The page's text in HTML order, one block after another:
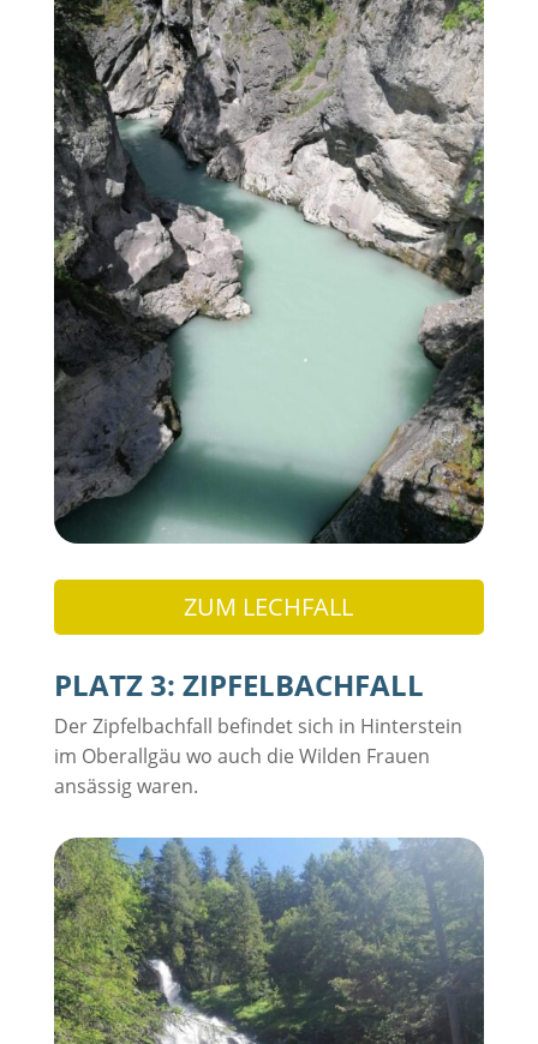
ZUM LECHFALL
PLATZ 3: ZIPFELBACHFALL
Der Zipfelbachfall befindet sich in Hinterstein
im Oberallgäu wo auch die Wilden Frauen
ansässig waren.